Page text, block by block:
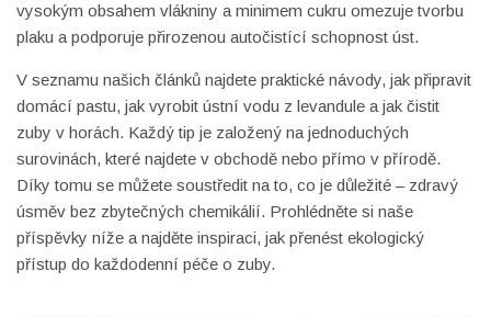
vysokým obsahem vlákniny a minimem cukru omezuje tvorbu
plaku a podporuje přirozenou autočistící schopnost úst.
V seznamu našich článků najdete praktické návody, jak připravit
domácí pastu, jak vyrobit ústní vodu z levandule a jak čistit
zuby v horách. Každý tip je založený na jednoduchých
surovinách, které najdete v obchodě nebo přímo v přírodě.
Díky tomu se můžete soustředit na to, co je důležité – zdravý
úsměv bez zbytečných chemikálií. Prohlédněte si naše
příspěvky níže a najděte inspiraci, jak přenést ekologický
přístup do každodenní péče o zuby.